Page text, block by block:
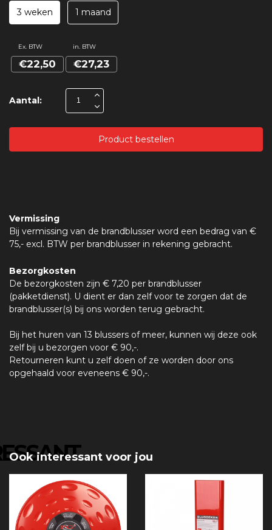
3 weken 1 maand
Aantal:
Ex. BTW in. BTW
€22,50 €27,23
Product bestellen
Vermissing
Bij vermissing van de brandblusser word een bedrag van €
75,- excl. BTW per brandblusser in rekening gebracht.
Bezorgkosten
De bezorgkosten zijn € 7,20 per brandblusser
(pakketdienst). U dient er dan zelf voor te zorgen dat de
brandblusser(s) bij ons worden terug gebracht.
Bij het huren van 13 blussers of meer, kunnen wij deze ook
zelf bij u bezorgen voor € 90,-.
Retourneren kunt u zelf doen of ze worden door ons
opgehaald voor eveneens € 90,-.
Ook interessant voor jou